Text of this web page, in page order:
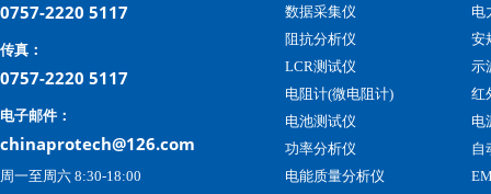
0757-2220 5117
传真：
0757-2220 5117
电子邮件：
chinaprotech@126.com
周一至周六 8:30-18:00
数据采集仪
阻抗分析仪
LCR测试仪
电阻计(微电阻计)
电池测试仪
功率分析仪
电能质量分析仪
电
安
示
红
电
自